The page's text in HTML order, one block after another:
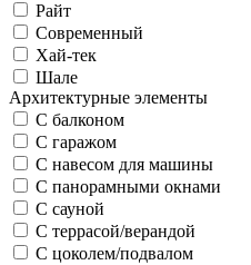
Райт
Современный
Хай-тек
Шале
Архитектурные элементы
С балконом
С гаражом
С навесом для машины
С панорамными окнами
С сауной
С террасой/верандой
С цоколем/подвалом